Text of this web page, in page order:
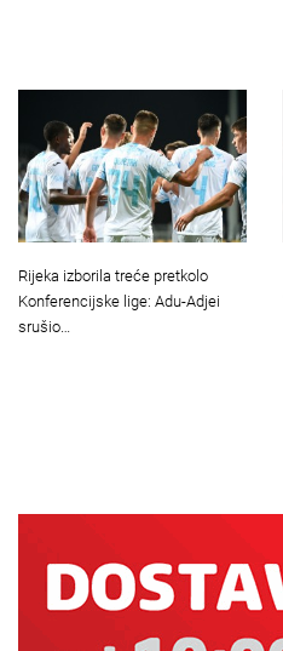
Rijeka izborila treće pretkolo
Konferencijske lige: Adu-Adjei
srušio…